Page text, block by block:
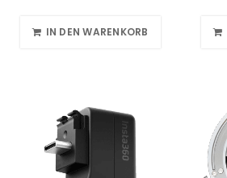
IN DEN WARENKORB